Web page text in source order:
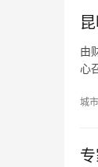
由
心
城